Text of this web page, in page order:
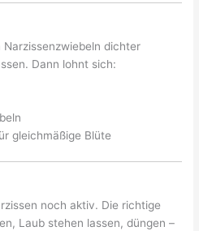
dichter
Dann lohnt sich:
gleichmäßige Blüte
noch aktiv. Die richtige
Laub stehen lassen, düngen –